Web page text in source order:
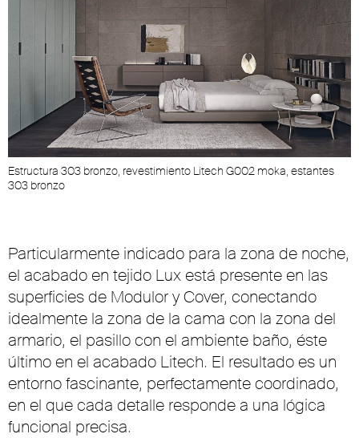
Estructura 303 bronzo, revestimiento Litech G002 moka, estantes
303 bronzo
Particularmente indicado para la zona de noche,
el acabado en tejido Lux está presente en las
superficies de Modulor y Cover, conectando
idealmente la zona de la cama con la zona del
armario, el pasillo con el ambiente baño, éste
último en el acabado Litech. El resultado es un
entorno fascinante, perfectamente coordinado,
en el que cada detalle responde a una lógica
funcional precisa.